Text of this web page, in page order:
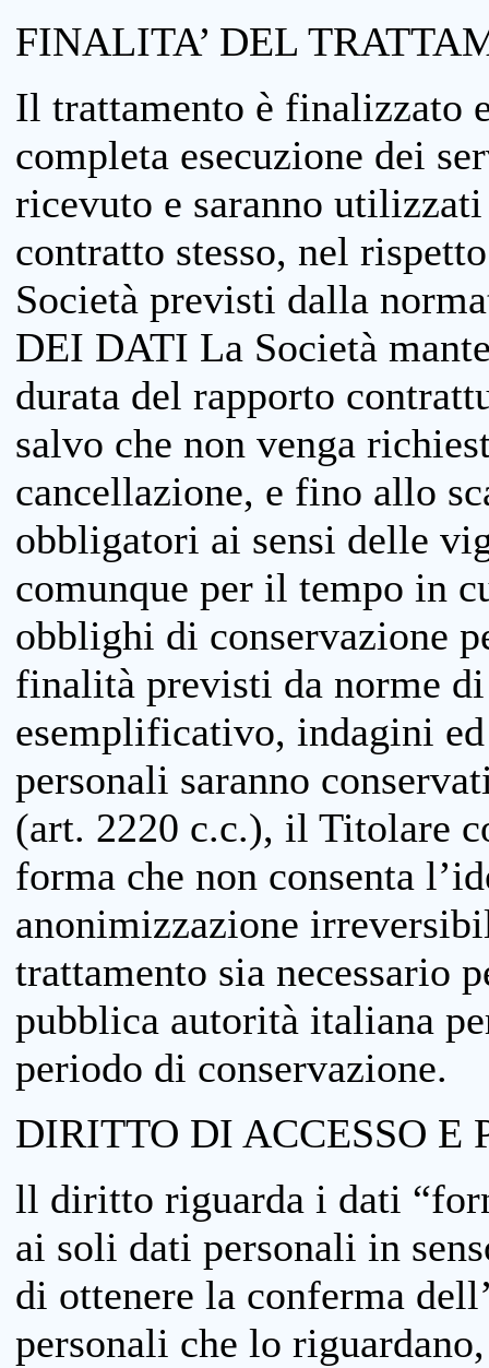
FINALITA’ DEL
Il trattamento è finalizzato
completa esecuzione dei
ricevuto e saranno
contratto stesso, nel
Società previsti dalla
DEI DATI La Società
durata del rapporto
salvo che non venga
cancellazione, e fino allo
obbligatori ai sensi delle
comunque per il tempo in
obblighi di conservazione
finalità previsti da norme
esemplificativo, indagini
personali saranno
(art. 2220 c.c.), il Titolare
forma che non consenta
anonimizzazione
trattamento sia necessario
pubblica autorità italiana
periodo di conservazione.
DIRITTO DI ACCESSO
ll diritto riguarda i dati
ai soli dati personali in
di ottenere la conferma
personali che lo